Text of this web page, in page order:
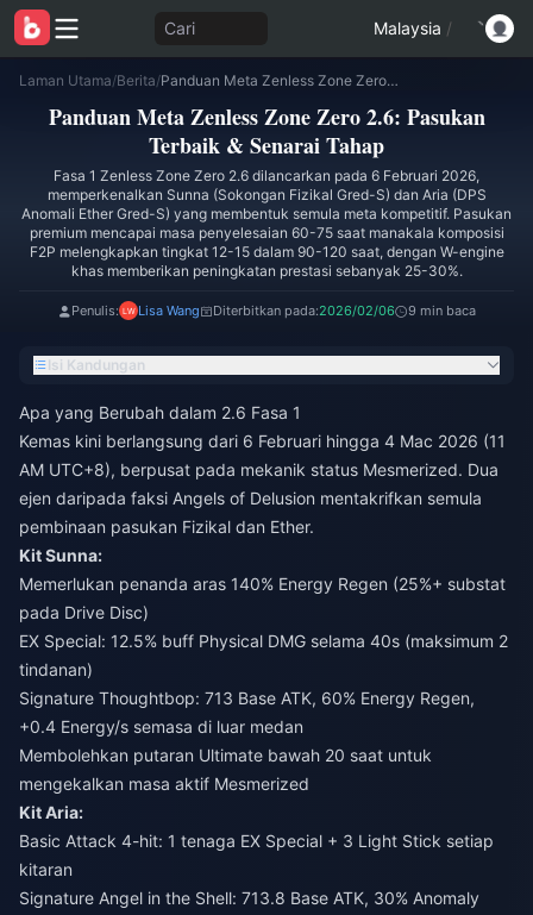
Cari Malaysia /
Laman Utama/Berita/ Panduan Meta Zenless Zone Zero 2.6: Pasukan Terbaik & Senarai Tahap
Panduan Meta Zenless Zone Zero 2.6: Pasukan
Terbaik & Senarai Tahap
Fasa 1 Zenless Zone Zero 2.6 dilancarkan pada 6 Februari 2026,
memperkenalkan Sunna (Sokongan Fizikal Gred-S) dan Aria (DPS
Anomali Ether Gred-S) yang membentuk semula meta kompetitif. Pasukan
premium mencapai masa penyelesaian 60-75 saat manakala komposisi
F2P melengkapkan tingkat 12-15 dalam 90-120 saat, dengan W-engine
khas memberikan peningkatan prestasi sebanyak 25-30%.
Penulis: Lisa Wang Diterbitkan pada:2026/02/06 9 min baca
Isi Kandungan
Apa yang Berubah dalam 2.6 Fasa 1
Kemas kini berlangsung dari 6 Februari hingga 4 Mac 2026 (11
AM UTC+8), berpusat pada mekanik status Mesmerized. Dua
ejen daripada faksi Angels of Delusion mentakrifkan semula
pembinaan pasukan Fizikal dan Ether.
Kit Sunna:
Memerlukan penanda aras 140% Energy Regen (25%+ substat
pada Drive Disc)
EX Special: 12.5% buff Physical DMG selama 40s (maksimum 2
tindanan)
Signature Thoughtbop: 713 Base ATK, 60% Energy Regen,
+0.4 Energy/s semasa di luar medan
Membolehkan putaran Ultimate bawah 20 saat untuk
mengekalkan masa aktif Mesmerized
Kit Aria:
Basic Attack 4-hit: 1 tenaga EX Special + 3 Light Stick setiap
kitaran
Signature Angel in the Shell: 713.8 Base ATK, 30% Anomaly